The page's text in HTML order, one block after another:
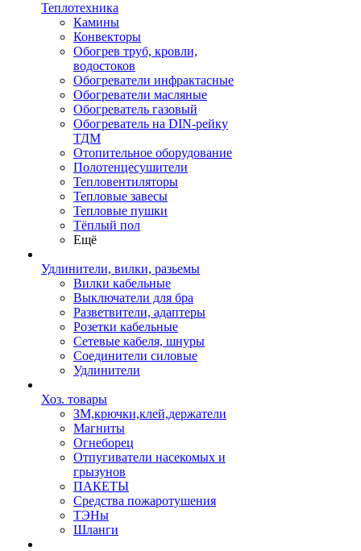
Теплотехника
Камины
Конвекторы
Обогрев труб, кровли,
водостоков
Обогреватели инфрактасные
Обогреватели масляные
Обогреватель газовый
Обогреватель на DIN-рейку
ТДМ
Отопительное оборудование
Полотенцесушители
Тепловентиляторы
Тепловые завесы
Тепловые пушки
Тёплый пол
Ещё
Удлинители, вилки, разьемы
Вилки кабельные
Выключатели для бра
Разветвители, адаптеры
Розетки кабельные
Сетевые кабеля, шнуры
Соединители силовые
Удлинители
Хоз. товары
ЗМ,крючки,клей,держатели
Магниты
Огнеборец
Отпугиватели насекомых и
грызунов
ПАКЕТЫ
Средства пожаротушения
ТЭНы
Шланги